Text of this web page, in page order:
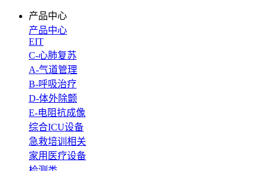
产品中心
产品中心
EIT
C-心肺复苏
A-气道管理
B-呼吸治疗
D-体外除颤
E-电阻抗成像
综合ICU设备
急救培训相关
家用医疗设备